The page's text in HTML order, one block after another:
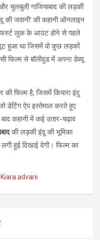
और चुलबुली गाजियाबाद की लड़की
की जवानी’ की कहानी ऑनलाइन
फर्स्ट लुक के आउट होने से पहले
हुआ था जिसमें वो कुछ लड़कों
फिल्म से बॉलीवुड में अपना डेब्यू
की फिल्म है, जिसमें कियारा इंदु
डेटिंग ऐप इस्तेमाल करते हुए
कहानी में कई उतार-चढ़ाव
की लड़की इंदू की भूमिका
हुई दिखाई देगी। फिल्म का
Kiara advani